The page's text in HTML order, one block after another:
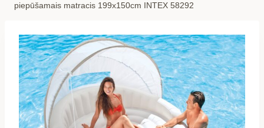
piepūšamais matracis 199x150cm INTEX 58292